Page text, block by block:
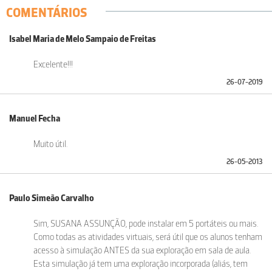
COMENTÁRIOS
Isabel Maria de Melo Sampaio de Freitas
Excelente!!!
26-07-2019
Manuel Fecha
Muito útil.
26-05-2013
Paulo Simeão Carvalho
Sim, SUSANA ASSUNÇÃO, pode instalar em 5 portáteis ou mais.
Como todas as atividades virtuais, será útil que os alunos tenham
acesso à simulação ANTES da sua exploração em sala de aula.
Esta simulação já tem uma exploração incorporada (aliás, tem